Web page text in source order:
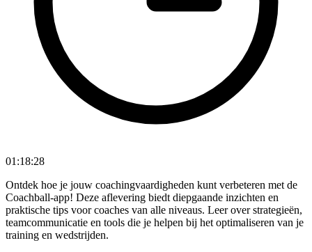
01:18:28
Ontdek hoe je jouw coachingvaardigheden kunt verbeteren met de
Coachball-app! Deze aflevering biedt diepgaande inzichten en
praktische tips voor coaches van alle niveaus. Leer over strategieën,
teamcommunicatie en tools die je helpen bij het optimaliseren van je
training en wedstrijden.